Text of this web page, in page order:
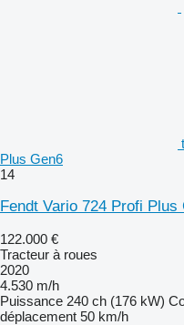
Plus Gen6
14
Fendt Vario 724 Profi Plus
122.000 €
Tracteur à roues
2020
4.530 m/h
Puissance 240 ch (176 kW)
déplacement 50 km/h